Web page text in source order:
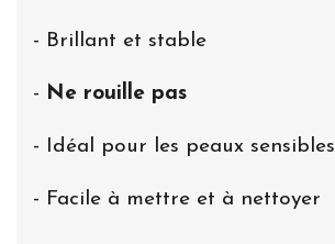
- Brillant et stable
- Ne rouille pas
- Idéal pour les peaux sensibles
- Facile à mettre et à nettoyer